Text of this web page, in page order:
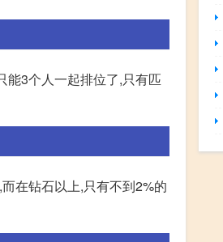
能3个人一起排位了,只有匹
在钻石以上,只有不到2%的